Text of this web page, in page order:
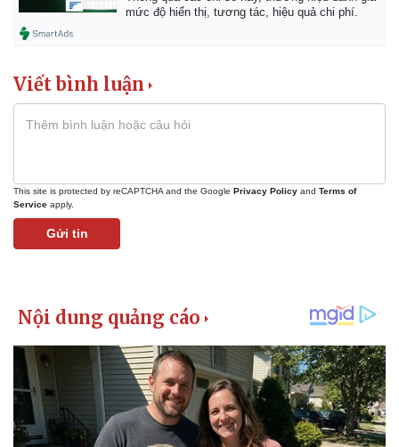
mức độ hiển thị, tương tác, hiệu quả chi phí.
Viết bình luận
This site is protected by reCAPTCHA and the Google Privacy Policy and Terms of
Service apply.
Gửi tin